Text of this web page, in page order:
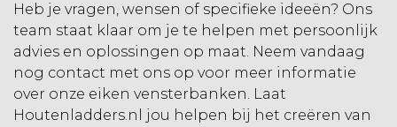
Heb je vragen, wensen of specifieke ideeën? Ons
team staat klaar om je te helpen met persoonlijk
advies en oplossingen op maat. Neem vandaag
nog contact met ons op voor meer informatie
over onze eiken vensterbanken. Laat
Houtenladders.nl jou helpen bij het creëren van